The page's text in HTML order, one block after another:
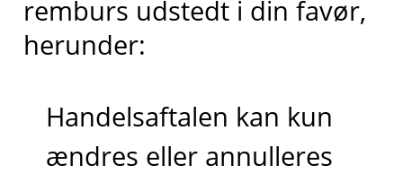
remburs udstedt i din favør,
herunder:
Handelsaftalen kan kun
ændres eller annulleres